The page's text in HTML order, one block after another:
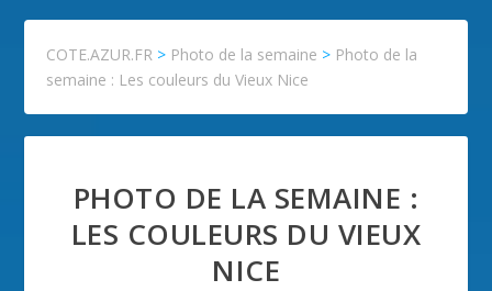
COTE.AZUR.FR > Photo de la semaine > Photo de la
semaine : Les couleurs du Vieux Nice
PHOTO DE LA SEMAINE :
LES COULEURS DU VIEUX
NICE